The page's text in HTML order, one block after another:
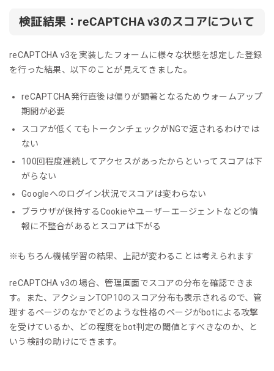
検証結果：reCAPTCHA v3のスコアについて
reCAPTCHA v3を実装したフォームに様々な状態を想定した登録
を行った結果、以下のことが見えてきました。
reCAPTCHA発行直後は偏りが顕著となるためウォームアップ
期間が必要
スコアが低くてもトークンチェックがNGで返されるわけでは
ない
100回程度連続してアクセスがあったからといってスコアは下
がらない
Googleへのログイン状況でスコアは変わらない
ブラウザが保持するCookieやユーザーエージェントなどの情
報に不整合があるとスコアは下がる
※もちろん機械学習の結果、上記が変わることは考えられます
reCAPTCHA v3の場合、管理画面でスコアの分布を確認できま
す。また、アクションTOP10のスコア分布も表示されるので、管
理するページのなかでどのような性格のページがbotによる攻撃
を受けているか、どの程度をbot判定の閾値とすべきなのか、と
いう検討の助けにできます。